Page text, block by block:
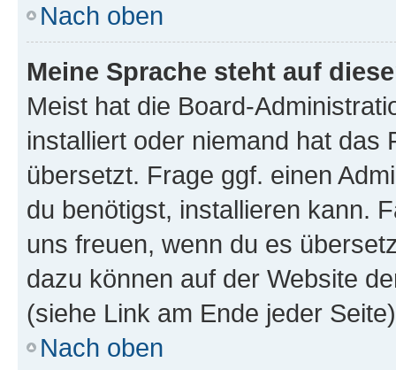
Nach oben
Meine Sprache steht auf
Meist hat die Board-
installiert oder niemand hat das
übersetzt. Frage ggf. einen
du benötigst, installieren kann.
uns freuen, wenn du es
dazu können auf der Website
(siehe Link am Ende jeder
Nach oben